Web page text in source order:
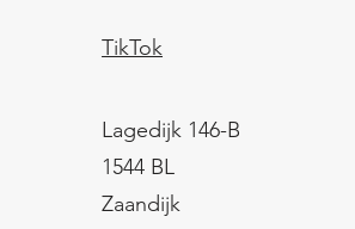
TikTok
Lagedijk 146-B
1544 BL
Zaandijk